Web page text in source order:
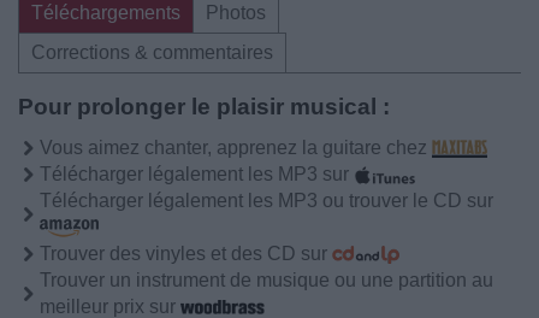
Téléchargements
Photos
Corrections & commentaires
Pour prolonger le plaisir musical :
Vous aimez chanter, apprenez la guitare chez
Télécharger légalement les MP3 sur
Télécharger légalement les MP3 ou trouver le CD sur
Trouver des vinyles et des CD sur
Trouver un instrument de musique ou une partition au
meilleur prix sur